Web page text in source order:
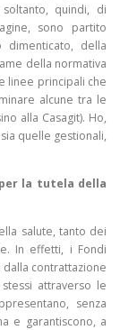
quindi, di
sono partito
dimenticato, della
della normativa
linee principali che
alcune tra le
alla Casagit). Ho,
quelle gestionali,
la tutela della
salute, tanto dei
In effetti, i Fondi
contrattazione
attraverso le
senza
e garantiscono, a